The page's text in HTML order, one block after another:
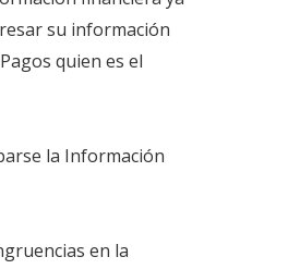
su información
quien es el
la Información
en la